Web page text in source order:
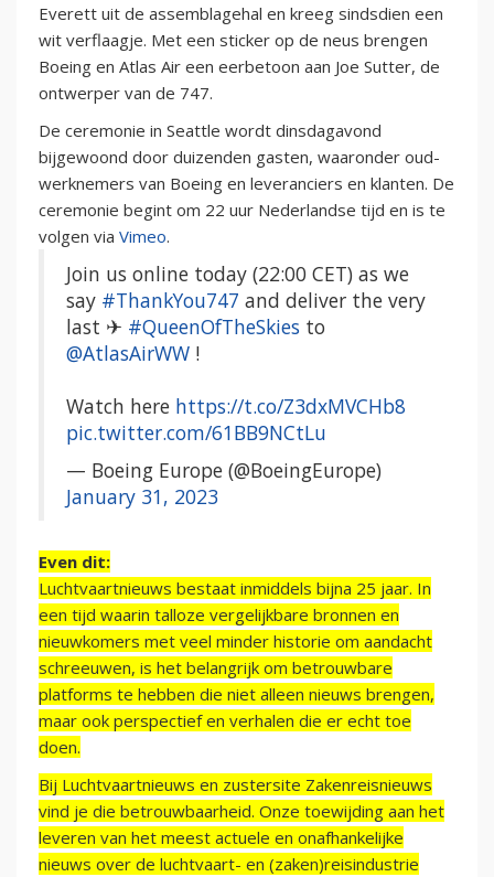
Everett uit de assemblagehal en kreeg sindsdien een
wit verflaagje. Met een sticker op de neus brengen
Boeing en Atlas Air een eerbetoon aan Joe Sutter, de
ontwerper van de 747.
De ceremonie in Seattle wordt dinsdagavond
bijgewoond door duizenden gasten, waaronder oud-
werknemers van Boeing en leveranciers en klanten. De
ceremonie begint om 22 uur Nederlandse tijd en is te
volgen via Vimeo.
Join us online today (22:00 CET) as we
say #ThankYou747 and deliver the very
last ✈ #QueenOfTheSkies to
@AtlasAirWW !
Watch here https://t.co/Z3dxMVCHb8
pic.twitter.com/61BB9NCtLu
— Boeing Europe (@BoeingEurope)
January 31, 2023
Even dit:
Luchtvaartnieuws bestaat inmiddels bijna 25 jaar. In
een tijd waarin talloze vergelijkbare bronnen en
nieuwkomers met veel minder historie om aandacht
schreeuwen, is het belangrijk om betrouwbare
platforms te hebben die niet alleen nieuws brengen,
maar ook perspectief en verhalen die er echt toe
doen.
Bij Luchtvaartnieuws en zustersite Zakenreisnieuws
vind je die betrouwbaarheid. Onze toewijding aan het
leveren van het meest actuele en onafhankelijke
nieuws over de luchtvaart- en (zaken)reisindustrie